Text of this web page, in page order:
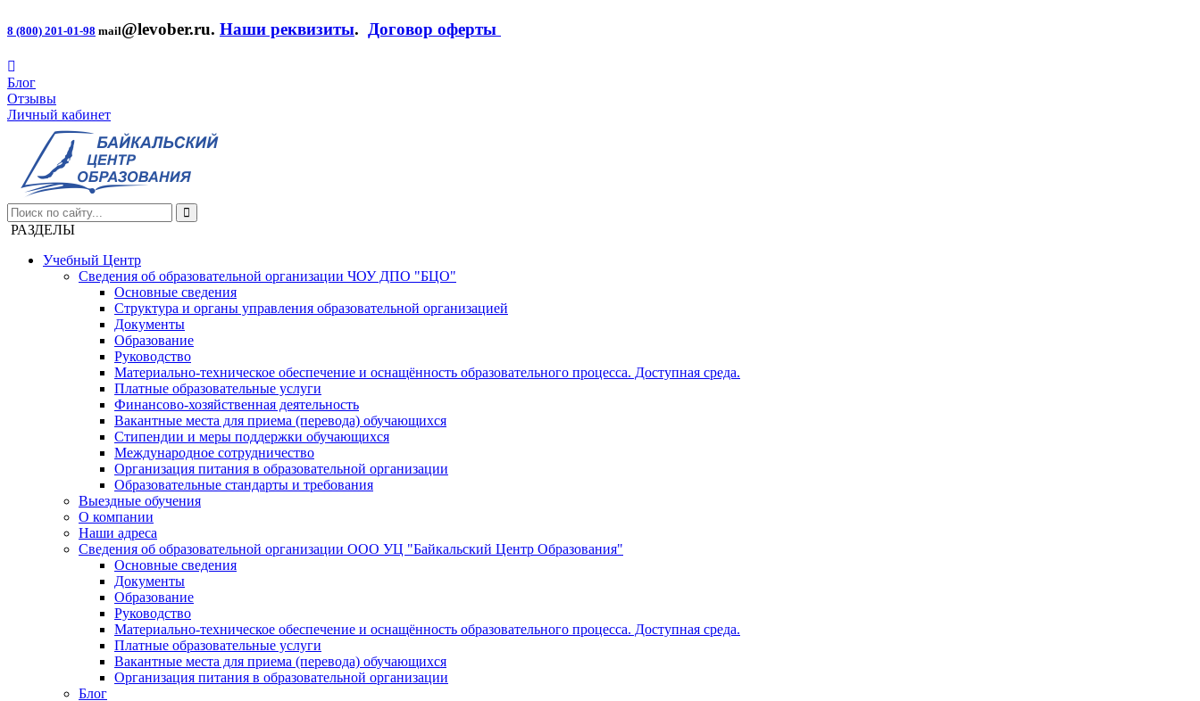
8 (800) 201-01-98 mail@levober.ru. Наши реквизиты. Договор оферты
Блог
Отзывы
Личный кабинет
РАЗДЕЛЫ
Учебный Центр
Сведения об образовательной организации ЧОУ ДПО "БЦО"
Основные сведения
Структура и органы управления образовательной организацией
Документы
Образование
Руководство
Материально-техническое обеспечение и оснащённость образовательного процесса. Доступная среда.
Платные образовательные услуги
Финансово-хозяйственная деятельность
Вакантные места для приема (перевода) обучающихся
Стипендии и меры поддержки обучающихся
Международное сотрудничество
Организация питания в образовательной организации
Образовательные стандарты и требования
Выездные обучения
О компании
Наши адреса
Сведения об образовательной организации ООО УЦ "Байкальский Центр Образования"
Основные сведения
Документы
Образование
Руководство
Материально-техническое обеспечение и оснащённость образовательного процесса. Доступная среда.
Платные образовательные услуги
Вакантные места для приема (перевода) обучающихся
Организация питания в образовательной организации
Блог